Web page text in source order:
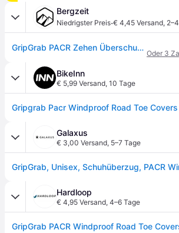
Bergzeit
Niedrigster Preis·€ 4,45 Versand,
GripGrab PACR Zehen Überschuhe - schwarz - 42
Oder 3
BikeInn
€ 5,99 Versand, 10 Tage
Galaxus
€ 3,00 Versand, 5–7 Tage
Hardloop
€ 4,95 Versand, 4–6 Tage